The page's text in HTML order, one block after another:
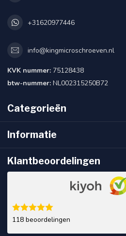
+31620977446
info@kingmicroschroeven.nl
KVK nummer: 75128438
btw-nummer: NL002315250B72
Categorieën
Informatie
Klantbeoordelingen
118 beoordelingen